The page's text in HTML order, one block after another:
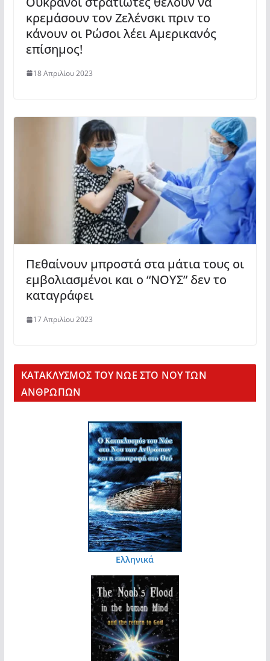
κρεμάσουν τον Ζελένσκι πριν το
κάνουν οι Ρώσοι λέει Αμερικανός
επίσημος!
18 Απριλίου 2023
Πεθαίνουν μπροστά στα μάτια τους οι
εμβολιασμένοι και ο “ΝΟΥΣ” δεν το
καταγράφει
17 Απριλίου 2023
KΑΤΑΚΛΥΣΜΟΣ ΤΟΥ ΝΩΕ ΣΤΟ ΝΟΥ ΤΩΝ
ΑΝΘΡΩΠΩΝ
Ελληνικά